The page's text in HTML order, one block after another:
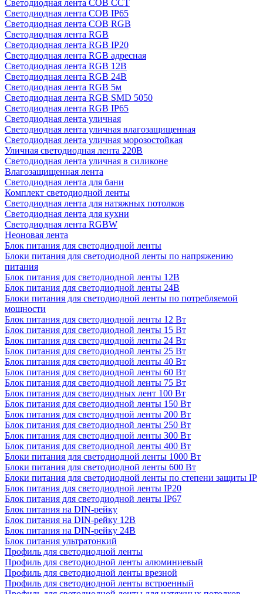
Светодиодная лента COB CCT
Светодиодная лента COB IP65
Светодиодная лента COB RGB
Светодиодная лента RGB
Светодиодная лента RGB IP20
Светодиодная лента RGB адресная
Светодиодная лента RGB 12В
Светодиодная лента RGB 24В
Светодиодная лента RGB 5м
Светодиодная лента RGB SMD 5050
Светодиодная лента RGB IP65
Светодиодная лента уличная
Светодиодная лента уличная влагозащищенная
Светодиодная лента уличная морозостойкая
Уличная светодиодная лента 220В
Светодиодная лента уличная в силиконе
Влагозащищенная лента
Светодиодная лента для бани
Комплект светодиодной ленты
Светодиодная лента для натяжных потолков
Светодиодная лента для кухни
Светодиодная лента RGBW
Неоновая лента
Блок питания для светодиодной ленты
Блоки питания для светодиодной ленты по напряжению
питания
Блок питания для светодиодной ленты 12В
Блок питания для светодиодной ленты 24В
Блоки питания для светодиодной ленты по потребляемой
мощности
Блок питания для светодиодной ленты 12 Вт
Блок питания для светодиодной ленты 15 Вт
Блок питания для светодиодной ленты 24 Вт
Блок питания для светодиодной ленты 25 Вт
Блок питания для светодиодной ленты 40 Вт
Блок питания для светодиодной ленты 60 Вт
Блок питания для светодиодной ленты 75 Вт
Блок питания для светодиодных лент 100 Вт
Блок питания для светодиодной ленты 150 Вт
Блок питания для светодиодной ленты 200 Вт
Блок питания для светодиодной ленты 250 Вт
Блок питания для светодиодной ленты 300 Вт
Блок питания для светодиодной ленты 400 Вт
Блоки питания для светодиодной ленты 1000 Вт
Блоки питания для светодиодной ленты 600 Вт
Блоки питания для светодиодной ленты по степени защиты IP
Блок питания для светодиодной ленты IP20
Блок питания для светодиодной ленты IP67
Блок питания на DIN-рейку
Блок питания на DIN-рейку 12В
Блок питания на DIN-рейку 24В
Блок питания ультратонкий
Профиль для светодиодной ленты
Профиль для светодиодной ленты алюминиевый
Профиль для светодиодной ленты врезной
Профиль для светодиодной ленты встроенный